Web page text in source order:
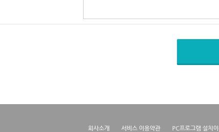
회사소개 서비스 이용약관 PC프로그램 설치